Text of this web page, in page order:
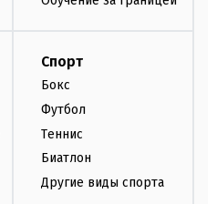
Спорт
Бокс
Футбол
Теннис
Биатлон
Другие виды спорта